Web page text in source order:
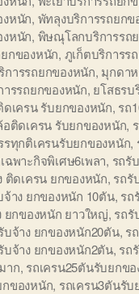
หนัก, พัทลุงบริการรถยกข
หนัก, พิษณุโลกบริการรถ
กของหนัก, ภูเก็ตบริการร
ารรถยกของหนัก, มุกดา
ารรถยกของหนัก, ยโสธรบ
ดเครน รับยกของหนัก, รถ
อติดเครน รับยกของหนัก,
รทุกติเครนรับยกของหนัก,
ฉพาะกิจพิเศษ6เพลา, รถรั
ติดเครน ยกของหนัก, รถรั
จ้าง ยกของหนัก 10ตัน, รถ
ยกของหนัก ยาวใหญ่, รถรั
บจ้าง ยกของหนัก20ตัน, ร
บจ้าง ยกของหนัก2ตัน, รถ
าก, รถเครน25ตันรับยกข
กของหนัก, รถเครน3ตันรั